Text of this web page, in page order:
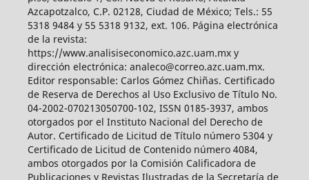
Azcapotzalco, C.P. 02128, Ciudad de México; Tels.: 55
5318 9484 y 55 5318 9132, ext. 106. Página electrónica
de la revista:
https://www.analisiseconomico.azc.uam.mx y
dirección electrónica: analeco@correo.azc.uam.mx.
Editor responsable: Carlos Gómez Chiñas. Certificado
de Reserva de Derechos al Uso Exclusivo de Título No.
04-2002-070213050700-102, ISSN 0185-3937, ambos
otorgados por el Instituto Nacional del Derecho de
Autor. Certificado de Licitud de Título número 5304 y
Certificado de Licitud de Contenido número 4084,
ambos otorgados por la Comisión Calificadora de
Publicaciones y Revistas Ilustradas de la Secretaría de